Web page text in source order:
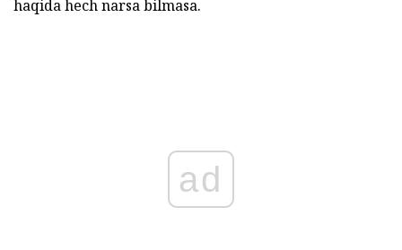
haqida hech narsa bilmasa.
ad